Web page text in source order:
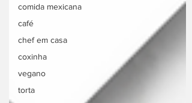
comida mexicana
café
chef em casa
coxinha
vegano
torta